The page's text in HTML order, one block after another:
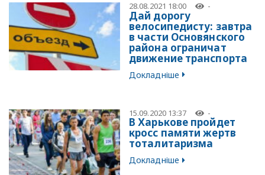
28.08.2021 18:00 -
Дай дорогу
велосипедисту: завтра
в части Основянского
района ограничат
движение транспорта
Докладніше
15.09.2020 13:37 -
В Харькове пройдет
кросс памяти жертв
тоталитаризма
Докладніше